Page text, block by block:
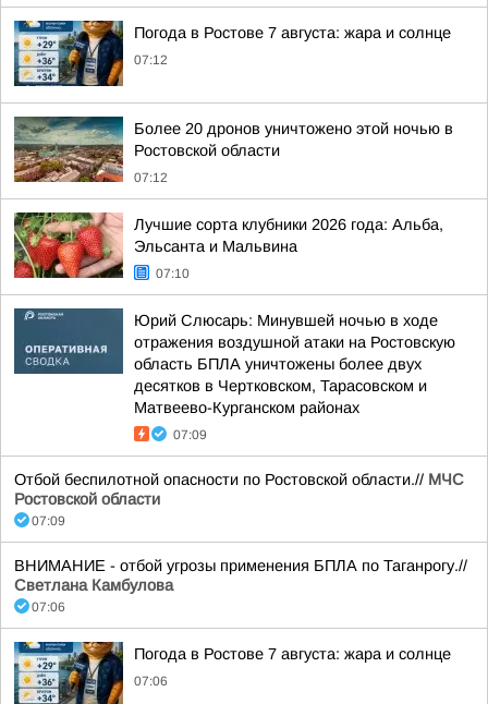
Погода в Ростове 7 августа: жара и солнце
07:12
Более 20 дронов уничтожено этой ночью в
Ростовской области
07:12
Лучшие сорта клубники 2026 года: Альба,
Эльсанта и Мальвина
07:10
Юрий Слюсарь: Минувшей ночью в ходе
отражения воздушной атаки на Ростовскую
область БПЛА уничтожены более двух
десятков в Чертковском, Тарасовском и
Матвеево-Курганском районах
07:09
Отбой беспилотной опасности по Ростовской области.// МЧС
Ростовской области
07:09
ВНИМАНИЕ - отбой угрозы применения БПЛА по Таганрогу.//
Светлана Камбулова
07:06
Погода в Ростове 7 августа: жара и солнце
07:06